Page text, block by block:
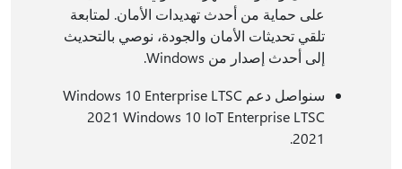
على حماية من أحدث تهديدات الأمان. لمتابعة
تلقي تحديثات الأمان والجودة، نوصي بالتحديث
إلى أحدث إصدار من Windows.
سنواصل دعم Windows 10 Enterprise LTSC
2021 Windows 10 IoT Enterprise LTSC
2021.